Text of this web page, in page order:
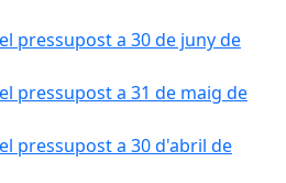
pressupost a 30 de juny de
pressupost a 31 de maig de
pressupost a 30 d'abril de